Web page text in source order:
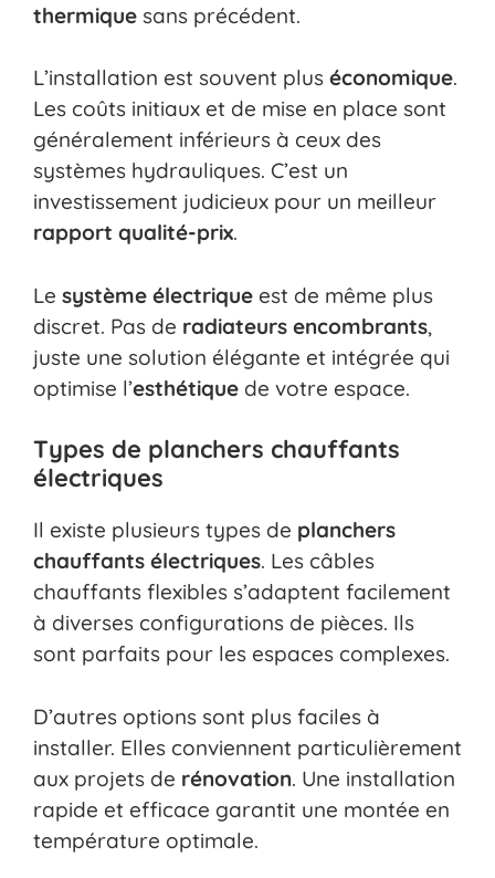
thermique sans précédent.
L’installation est souvent plus économique.
Les coûts initiaux et de mise en place sont
généralement inférieurs à ceux des
systèmes hydrauliques. C’est un
investissement judicieux pour un meilleur
rapport qualité-prix.
Le système électrique est de même plus
discret. Pas de radiateurs encombrants,
juste une solution élégante et intégrée qui
optimise l’esthétique de votre espace.
Types de planchers chauffants
électriques
Il existe plusieurs types de planchers
chauffants électriques. Les câbles
chauffants flexibles s’adaptent facilement
à diverses configurations de pièces. Ils
sont parfaits pour les espaces complexes.
D’autres options sont plus faciles à
installer. Elles conviennent particulièrement
aux projets de rénovation. Une installation
rapide et efficace garantit une montée en
température optimale.